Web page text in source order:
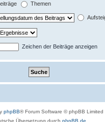
Themen
Zeichen der Beiträge anzeigen
phpBB® Forum Software © phpBB Limited
Übersetzung durch phpBB.de